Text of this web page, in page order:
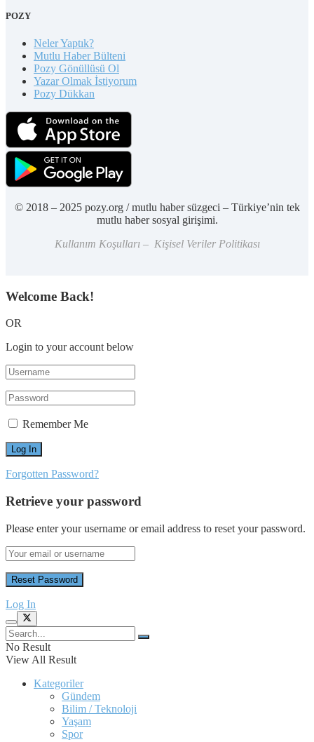
POZY
Neler Yaptık?
Mutlu Haber Bülteni
Pozy Gönüllüsü Ol
Yazar Olmak İstiyorum
Pozy Dükkan
© 2018 – 2025 pozy.org / mutlu haber süzgeci – Türkiye’nin tek
mutlu haber sosyal girişimi.
Kullanım Koşulları – Kişisel Veriler Politikası
Welcome Back!
OR
Login to your account below
Remember Me
Forgotten Password?
Retrieve your password
Please enter your username or email address to reset your password.
Log In
No Result
View All Result
Kategoriler
Gündem
Bilim / Teknoloji
Yaşam
Spor